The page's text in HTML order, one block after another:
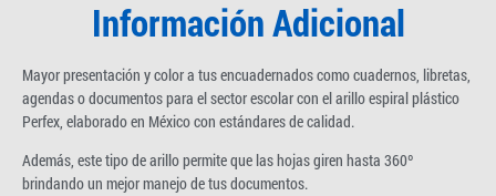
Información Adicional
Mayor presentación y color a tus encuadernados como cuadernos, libretas,
agendas o documentos para el sector escolar con el arillo espiral plástico
Perfex, elaborado en México con estándares de calidad.
Además, este tipo de arillo permite que las hojas giren hasta 360º
brindando un mejor manejo de tus documentos.